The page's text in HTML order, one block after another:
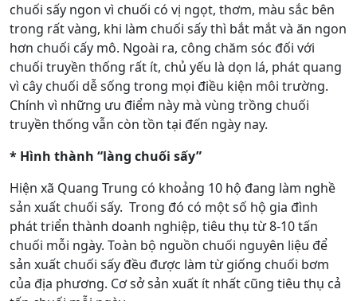
chuối sấy ngon vì chuối có vị ngọt, thơm, màu sắc bên
trong rất vàng, khi làm chuối sấy thì bắt mắt và ăn ngon
hơn chuối cấy mô. Ngoài ra, công chăm sóc đối với
chuối truyền thống rất ít, chủ yếu là dọn lá, phát quang
vì cây chuối dễ sống trong mọi điều kiện môi trường.
Chính vì những ưu điểm này mà vùng trồng chuối
truyền thống vẫn còn tồn tại đến ngày nay.
* Hình thành “làng chuối sấy”
Hiện xã Quang Trung có khoảng 10 hộ đang làm nghề
sản xuất chuối sấy. Trong đó có một số hộ gia đình
phát triển thành doanh nghiệp, tiêu thụ từ 8-10 tấn
chuối mỗi ngày. Toàn bộ nguồn chuối nguyên liệu để
sản xuất chuối sấy đều được làm từ giống chuối bơm
của địa phương. Cơ sở sản xuất ít nhất cũng tiêu thụ cả